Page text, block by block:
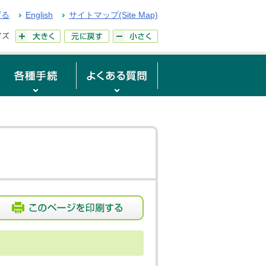
English サイトマップ(Site Map)